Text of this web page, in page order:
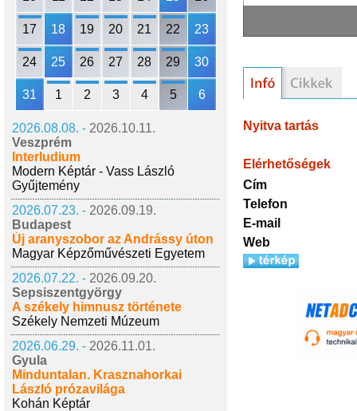
17 18 19 20 21 22 23
24 25 26 27 28 29 30
31 1 2 3 4 5 6
2026.08.08. - 2026.10.11.
Veszprém
Interludium
Modern Képtár - Vass László
Gyűjtemény
2026.07.23. - 2026.09.19.
Budapest
Új aranyszobor az Andrássy úton
Magyar Képzőművészeti Egyetem
2026.07.22. - 2026.09.20.
Sepsiszentgyörgy
A székely himnusz története
Székely Nemzeti Múzeum
2026.06.29. - 2026.11.01.
Gyula
Minduntalan. Krasznahorkai
László prózavilága
Kohán Képtár
Nyitva tartás
Elérhetőségek
Cím
Telefon
E-mail
Web